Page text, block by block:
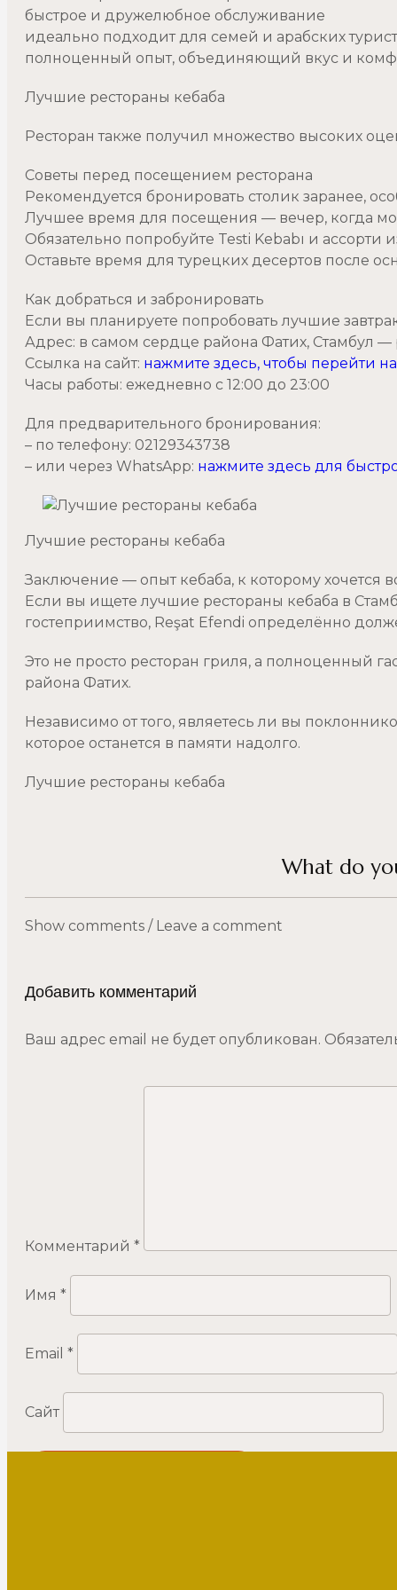
быстрое и дружелюбное обслуживание
идеально подходит для семей и арабских
полноценный опыт, объединяющий вкус и
Лучшие рестораны кебаба
Ресторан также получил множество высоких
Советы перед посещением ресторана
Рекомендуется бронировать столик заранее,
Лучшее время для посещения — вечер, когда
Обязательно попробуйте Testi Kebabı и ассорти
Оставьте время для турецких десертов после
Как добраться и забронировать
Если вы планируете попробовать лучшие
Адрес: в самом сердце района Фатих, Стамбул —
Ссылка на сайт: нажмите здесь, чтобы перейти
Часы работы: ежедневно с 12:00 до 23:00
Для предварительного бронирования:
– по телефону: 02129343738
– или через WhatsApp: нажмите здесь для
Лучшие рестораны кебаба
Заключение — опыт кебаба, к которому хочется
Если вы ищете лучшие рестораны кебаба в
гостеприимство, Reşat Efendi определённо
Это не просто ресторан гриля, а полноценный
района Фатих.
Независимо от того, являетесь ли вы
которое останется в памяти надолго.
Лучшие рестораны кебаба
What do
Show comments / Leave a comment
Добавить комментарий
Ваш адрес email не будет опубликован.
Комментарий *
Имя *
Email *
Сайт